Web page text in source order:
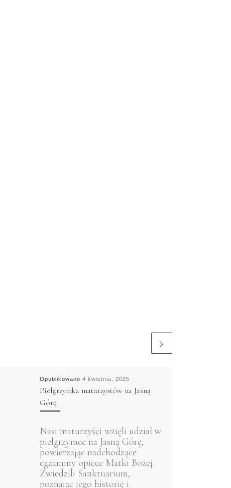
Opublikowano 4 kwietnia, 2025
Pielgrzymka maturzystów na Jasną
Górę
Nasi maturzyści wzięli udział w
pielgrzymce na Jasną Górę,
powierzając nadchodzące
egzaminy opiece Matki Bożej.
Zwiedzili Sanktuarium,
poznając jego historię i